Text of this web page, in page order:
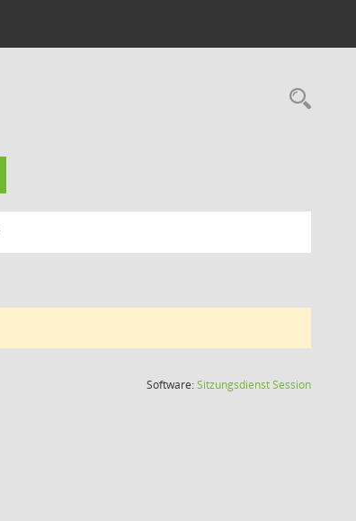
Software:SitzungsdienstSession(Wird in